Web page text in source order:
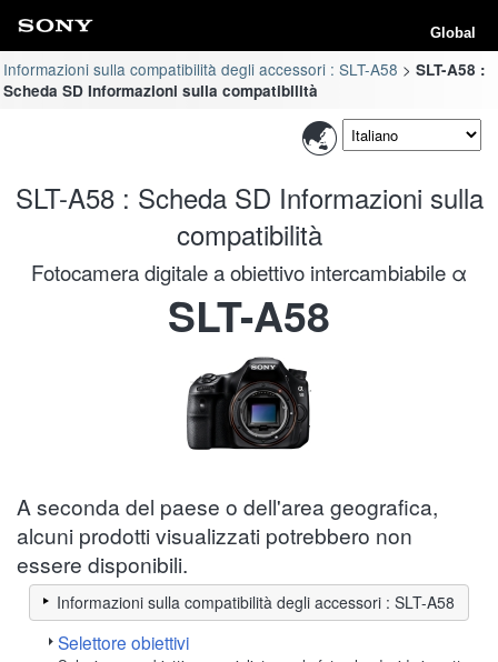
Global
Informazioni sulla compatibilità degli accessori : SLT-A58
SLT-A58 :
Scheda SD Informazioni sulla compatibilità
SLT-A58 : Scheda SD Informazioni sulla
compatibilità
Fotocamera digitale a obiettivo intercambiabile α
SLT-A58
A seconda del paese o dell'area geografica,
alcuni prodotti visualizzati potrebbero non
essere disponibili.
Informazioni sulla compatibilità degli accessori : SLT-A58
Selettore obiettivi